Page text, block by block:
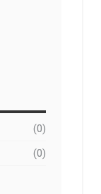
(0)
(0)